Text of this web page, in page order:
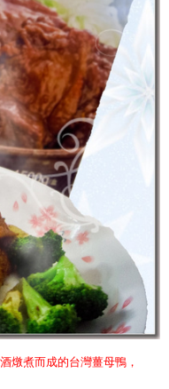
燉煮而成的台灣薑母鴨，